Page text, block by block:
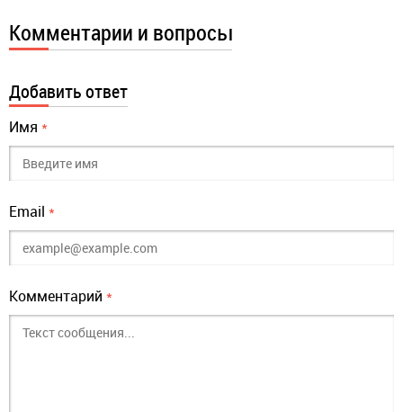
Комментарии и вопросы
Добавить ответ
Имя *
Email *
Комментарий *